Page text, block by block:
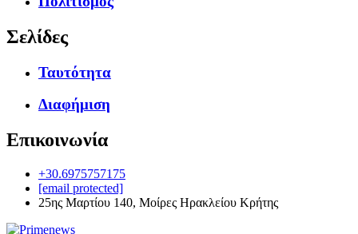
Σελίδες
Ταυτότητα
Διαφήμιση
Επικοινωνία
+30.6975757175
[email protected]
25ης Μαρτίου 140, Μοίρες Ηρακλείου Κρήτης